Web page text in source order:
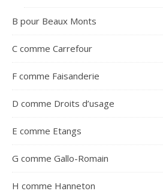
B pour Beaux Monts
C comme Carrefour
F comme Faisanderie
D comme Droits d’usage
E comme Etangs
G comme Gallo-Romain
H comme Hanneton